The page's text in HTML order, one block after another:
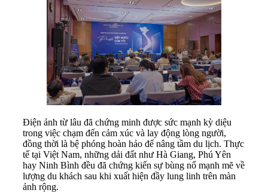
Điện ảnh từ lâu đã chứng minh được sức mạnh kỳ diệu
trong việc chạm đến cảm xúc và lay động lòng người,
đồng thời là bệ phóng hoàn hảo để nâng tầm du lịch. Thực
tế tại Việt Nam, những dải đất như Hà Giang, Phú Yên
hay Ninh Bình đều đã chứng kiến sự bùng nổ mạnh mẽ về
lượng du khách sau khi xuất hiện đầy lung linh trên màn
ảnh rộng.